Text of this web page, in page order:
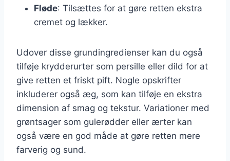
Fløde: Tilsættes for at gøre retten ekstra
cremet og lækker.
Udover disse grundingredienser kan du også
tilføje krydderurter som persille eller dild for at
give retten et friskt pift. Nogle opskrifter
inkluderer også æg, som kan tilføje en ekstra
dimension af smag og tekstur. Variationer med
grøntsager som gulerødder eller ærter kan
også være en god måde at gøre retten mere
farverig og sund.